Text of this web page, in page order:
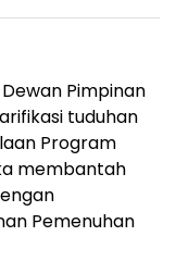
Dewan Pimpinan
tuduhan
Program
membantah
Pemenuhan